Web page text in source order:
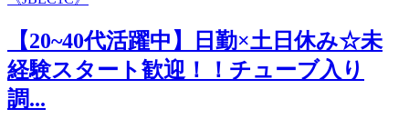
【20~40代活躍中】日勤×土日休み☆未
経験スタート歓迎！！チューブ入り
調...